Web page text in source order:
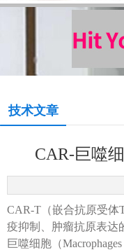
技术文章
CAR-巨噬
CAR-T（嵌合抗原受体
疫抑制、肿瘤抗原表达
巨噬细胞（